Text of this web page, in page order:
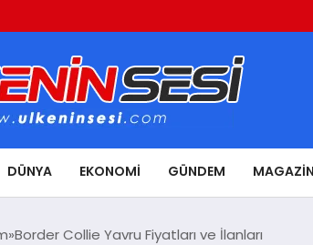
DÜNYA EKONOMI GÜNDEM MAGAZIN
Border Collie Yavru Fiyatları ve İlanları